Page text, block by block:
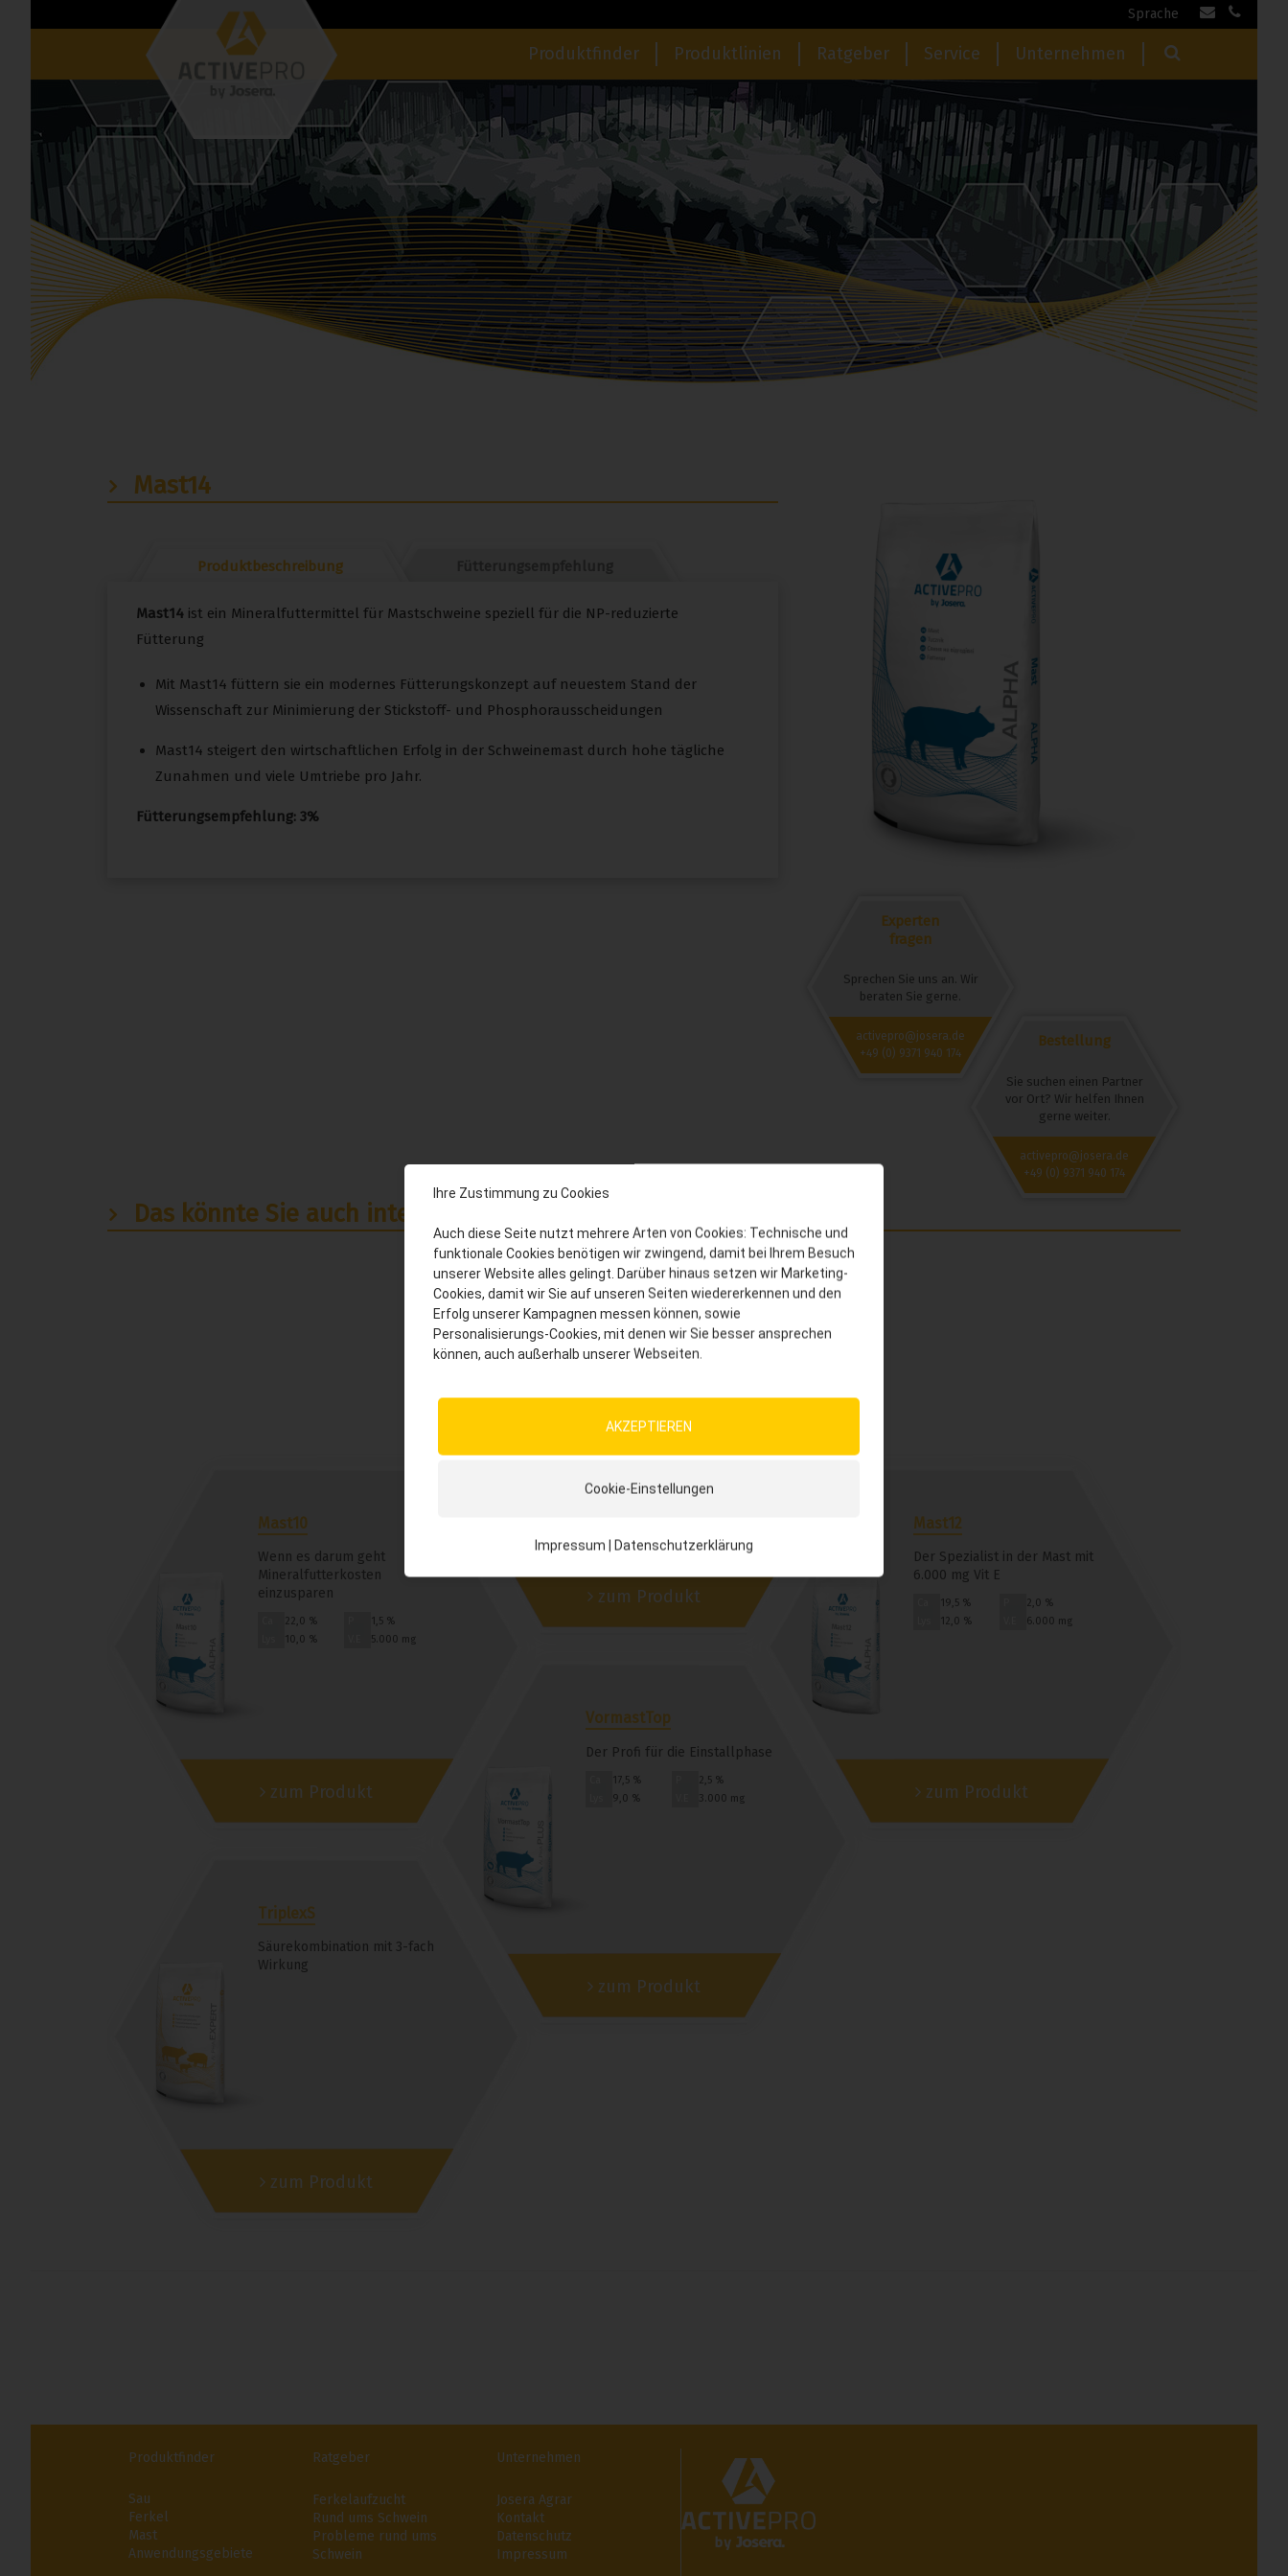
Sprache
Produktfinder Produktlinien Ratgeber Service Unternehmen
Mast14
Produktbeschreibung
Mast14 ist ein Mineralfuttermittel für Mastschweine speziell für die NP-reduzierte
Fütterung
Mit Mast14 füttern sie ein modernes Fütterungskonzept auf neuestem Stand der
Wissenschaft zur Minimierung der Stickstoff- und Phosphorausscheidungen
Mast14 steigert den wirtschaftlichen Erfolg in der Schweinemast durch hohe tägliche
Zunahmen und viele Umtriebe pro Jahr.
Fütterungsempfehlung: 3%
Experten
fragen
Sprechen Sie uns an. Wir
beraten Sie gerne.
activepro@josera.de
+49 (0) 9371 940 174
Bestellung
Sie suchen einen Partner
vor Ort? Wir helfen Ihnen
gerne weiter.
activepro@josera.de
+49 (0) 9371 940 174
Das könnte Sie auch interessieren:
Mast10
Wenn es darum geht
Mineralfutterkosten
einzusparen
22,0 %
1,5 %
10,0 % 5.000 mg
zum Produkt
SuperCell
Garant für beste
zum Produkt
Mast12
Der Spezialist in der Mast mit
6.000 mg Vit E
19,5 %
2,0 %
12,0 % 6.000 mg
zum Produkt
TriplexS
Säurekombination mit 3-fach
Wirkung
zum Produkt
VormastTop
Der Profi für die Einstallphase
17,5 %
2,5 %
9,0 % 3.000 mg
zum Produkt
Produktfinder
Sau
Ferkel
Mast
Anwendungsgebiete
Ratgeber
Ferkelaufzucht
Rund ums Schwein
Probleme rund ums
Schwein
Unternehmen
Josera Agrar
Kontakt
Datenschutz
Impressum
Ihre Zustimmung zu Cookies
Auch diese Seite nutzt mehrere Arten von Cookies: Technische und
funktionale Cookies benötigen wir zwingend, damit bei Ihrem Besuch
unserer Website alles gelingt. Darüber hinaus setzen wir Marketing-
Cookies, damit wir Sie auf unseren Seiten wiedererkennen und den
Erfolg unserer Kampagnen messen können, sowie
Personalisierungs-Cookies, mit denen wir Sie besser ansprechen
können, auch außerhalb unserer Webseiten.
AKZEPTIEREN
Cookie-Einstellungen
Impressum | Datenschutzerklärung